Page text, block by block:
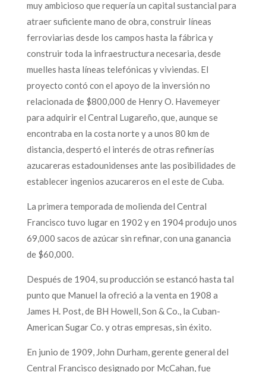
muy ambicioso que requería un capital sustancial para
atraer suficiente mano de obra, construir líneas
ferroviarias desde los campos hasta la fábrica y
construir toda la infraestructura necesaria, desde
muelles hasta líneas telefónicas y viviendas. El
proyecto contó con el apoyo de la inversión no
relacionada de $800,000 de Henry O. Havemeyer
para adquirir el Central Lugareño, que, aunque se
encontraba en la costa norte y a unos 80 km de
distancia, despertó el interés de otras refinerías
azucareras estadounidenses ante las posibilidades de
establecer ingenios azucareros en el este de Cuba.
La primera temporada de molienda del Central
Francisco tuvo lugar en 1902 y en 1904 produjo unos
69,000 sacos de azúcar sin refinar, con una ganancia
de $60,000.
Después de 1904, su producción se estancó hasta tal
punto que Manuel la ofreció a la venta en 1908 a
James H. Post, de BH Howell, Son & Co., la Cuban-
American Sugar Co. y otras empresas, sin éxito.
En junio de 1909, John Durham, gerente general del
Central Francisco designado por McCahan, fue